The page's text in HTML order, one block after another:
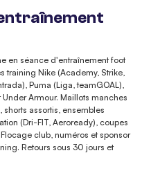
en séance d'entraînement foot
training Nike (Academy, Strike,
Puma (Liga, teamGOAL),
Armour. Maillots manches
assortis, ensembles
(Dri-FIT, Aeroready), coupes
club, numéros et sponsor
Retours sous 30 jours et